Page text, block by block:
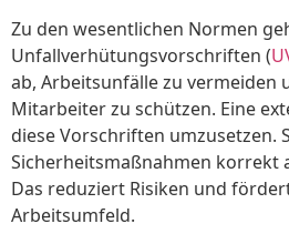
Zu den wesentlichen Normen
Unfallverhütungsvorschriften (
ab, Arbeitsunfälle zu vermeiden
Mitarbeiter zu schützen. Eine
diese Vorschriften umzusetzen.
Sicherheitsmaßnahmen korrekt
Das reduziert Risiken und
Arbeitsumfeld.